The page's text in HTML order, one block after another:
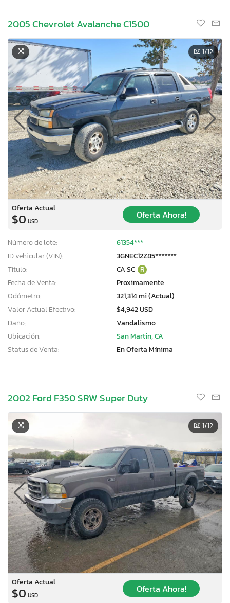
2005 Chevrolet Avalanche C1500
1/12
Oferta Actual
$0 USD
Oferta Ahora!
Número de lote:
61354***
ID vehicular (VIN):
3GNEC12Z85*******
Título:
CA SC R
Fecha de Venta:
Proximamente
Odómetro:
321,314 mi (Actual)
Valor Actual Efectivo:
$4,942 USD
Daño:
Vandalismo
Ubicación:
San Martin, CA
Status de Venta:
En Oferta Mínima
2002 Ford F350 SRW Super Duty
1/12
Oferta Actual
$0 USD
Oferta Ahora!